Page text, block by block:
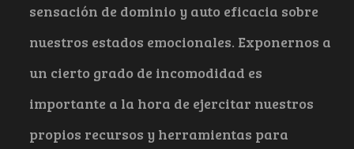
sensación de dominio y auto eficacia sobre
nuestros estados emocionales. Exponernos a
un cierto grado de incomodidad es
importante a la hora de ejercitar nuestros
propios recursos y herramientas para